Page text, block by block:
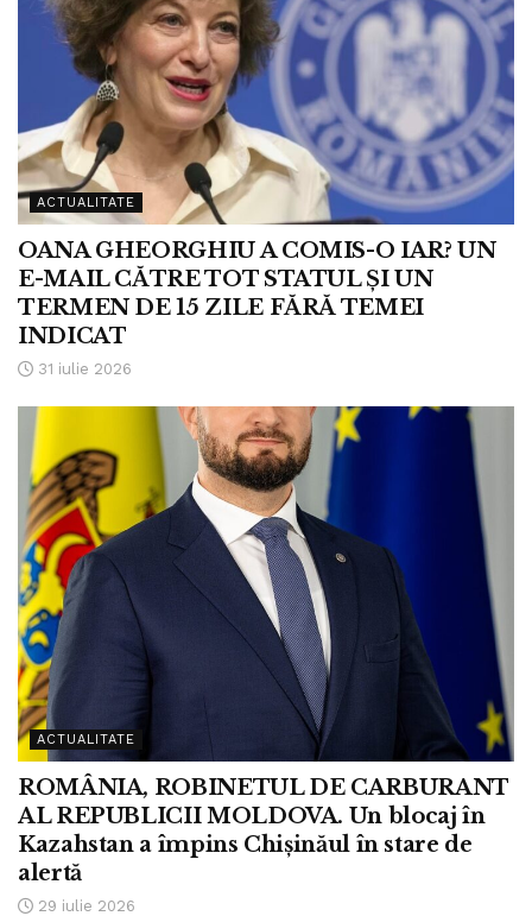
ACTUALITATE
OANA GHEORGHIU A COMIS-O IAR? UN
E-MAIL CĂTRE TOT STATUL ȘI UN
TERMEN DE 15 ZILE FĂRĂ TEMEI
INDICAT
31 iulie 2026
ACTUALITATE
ROMÂNIA, ROBINETUL DE CARBURANT
AL REPUBLICII MOLDOVA. Un blocaj în
Kazahstan a împins Chișinăul în stare de
alertă
29 iulie 2026